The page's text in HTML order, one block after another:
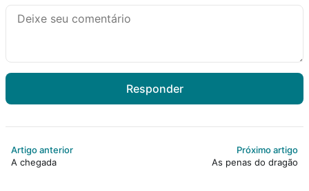
Responder
Artigo anterior
A chegada
Próximo artigo
As penas do dragão